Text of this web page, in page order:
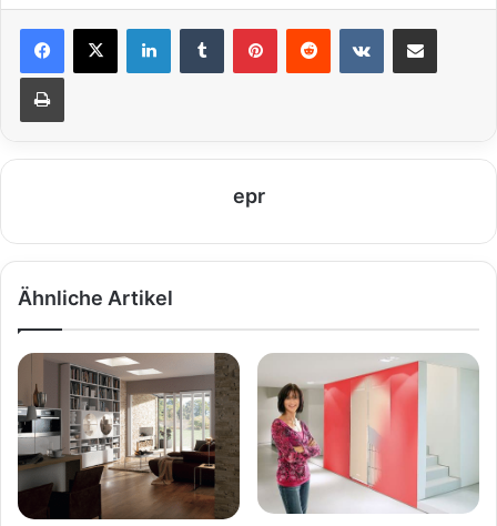
epr
Ähnliche Artikel